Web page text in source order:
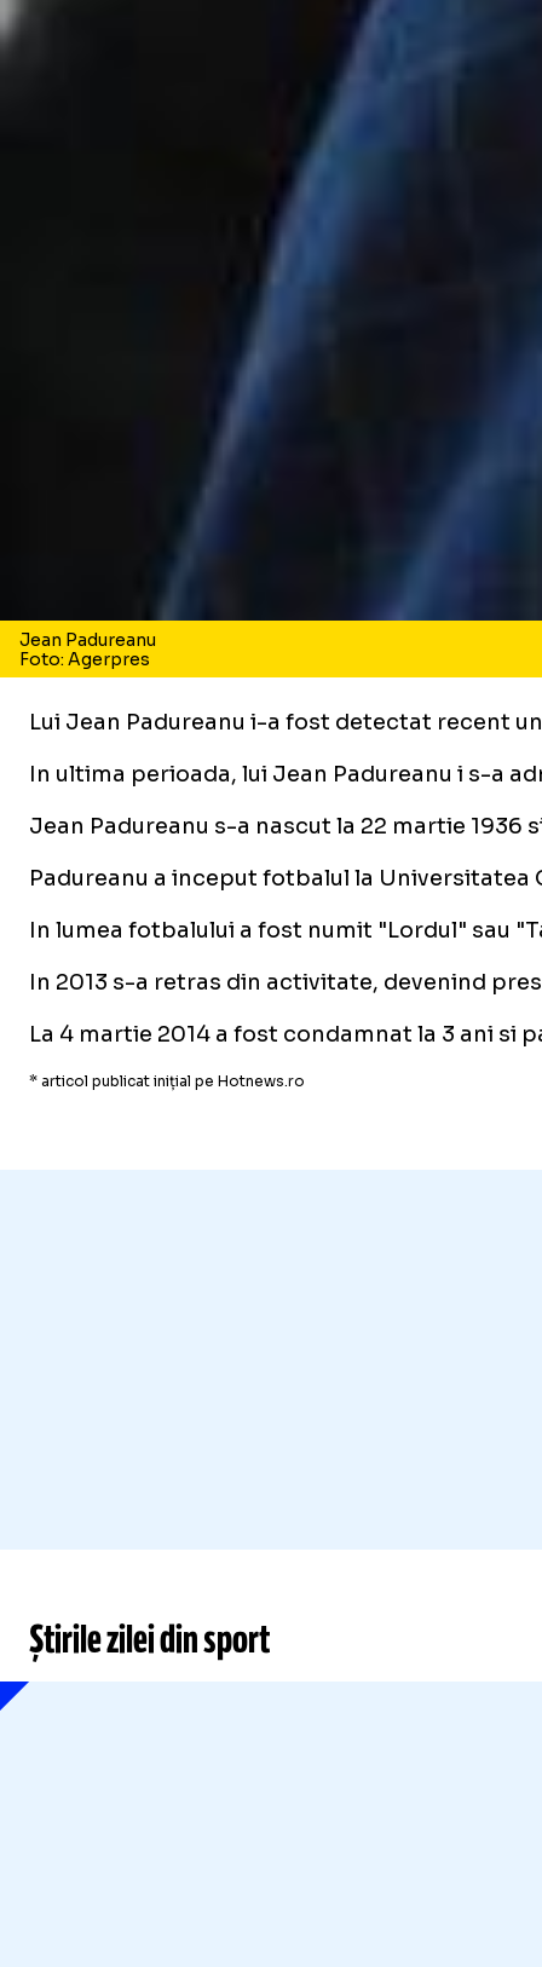
Jean Padureanu
Foto: Agerpres
Lui Jean Padureanu i-a fost detectat recent
In ultima perioada, lui Jean Padureanu i s-a
Jean Padureanu s-a nascut la 22 martie
Padureanu a inceput fotbalul la
In lumea fotbalului a fost numit "Lordul" sau
In 2013 s-a retras din activitate, devenind
La 4 martie 2014 a fost condamnat la 3 ani
* articol publicat inițial pe Hotnews.ro
Știrile zilei din sport